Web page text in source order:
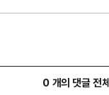
0 개의 댓글 전